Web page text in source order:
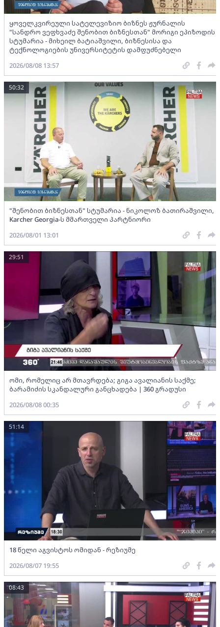
ყოველკვირეული სატელევიზიო ბიზნეს ჟურნალის
"სანდრო ვეფხვაძე შენობით ბიზნესთან" მორიგი ეპიზოდის
სტუმარია - მიხეილ ბატიაშვილი, ბიზნესისა და
ტექნოლოგიების უნივერსიტეტის დამფუძნებელი
2026/08/08 13:57
"შენობით ბიზნესთან" სტუმარია - ნიკოლოზ ბათირაშვილი,
Karcher Georgia-ს მმართველი პარტნიორი
50:32
2026/08/01 13:01
ომი, რომელიც არ მთავრდება; გიგა ავალიანის საქმე;
ბარამიძის სკანდალური განცხადება | 360 გრადუსი
29:51
2026/08/08 00:35
18 წელი აგვისტოს ომიდან - რეზიუმე
51:14
2026/08/07 19:55
08:43